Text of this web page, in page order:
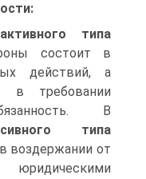
типа
состоит в
действий, а
требовании
В
типа
воздержании от
юридическими